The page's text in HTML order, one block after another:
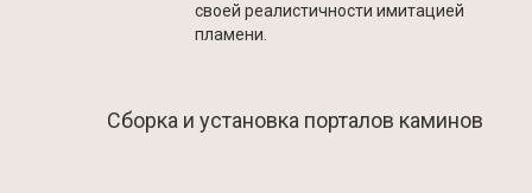
своей реалистичности имитацией
пламени.
Сборка и установка порталов каминов